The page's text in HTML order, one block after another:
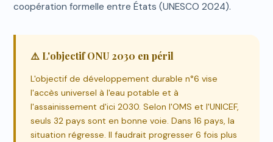
coopération formelle entre États (UNESCO 2024).
⚠️ L'objectif ONU 2030 en péril
L'objectif de développement durable n°6 vise
l'accès universel à l'eau potable et à
l'assainissement d'ici 2030. Selon l'OMS et l'UNICEF,
seuls 32 pays sont en bonne voie. Dans 16 pays, la
situation régresse. Il faudrait progresser 6 fois plus